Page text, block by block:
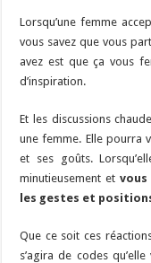
Lorsqu’une femme
vous savez que vous
avez est que ça vous
d’inspiration.
Et les discussions
une femme. Elle pourra
et ses goûts.
minutieusement et
les gestes et
Que ce soit ces
s’agira de codes